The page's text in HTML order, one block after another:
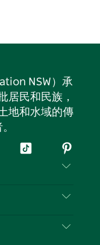
NSW）承
居民和民族，
地和水域的傳
抖